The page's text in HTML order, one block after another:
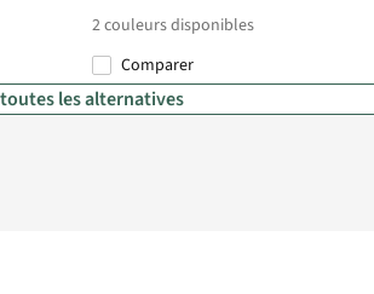
2couleurs disponibles
Comparer
les alternatives